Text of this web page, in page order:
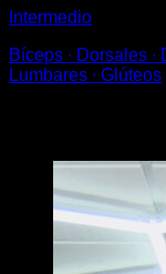
Intermedio
Bíceps ∙ Dorsales ∙
Lumbares ∙ Glúteos